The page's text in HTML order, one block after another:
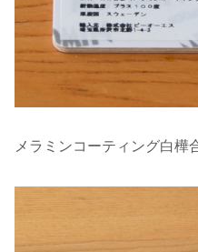
メラミンコーティング白樺